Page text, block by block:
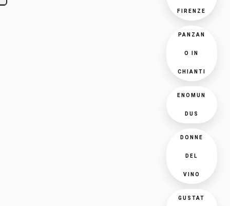
FIRENZE
PANZAN
O IN
CHIANTI
ENOMUN
DUS
DONNE
DEL
VINO
GUSTAT